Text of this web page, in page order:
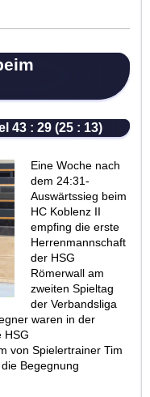
43 : 29 (25 : 13)
Eine Woche nach
dem 24:31-
Auswärtssieg beim
HC Koblenz II
empfing die erste
Herrenmannschaft
der HSG
Römerwall am
zweiten Spieltag
der Verbandsliga
waren in der
HSG
von Spielertrainer Tim
Begegnung